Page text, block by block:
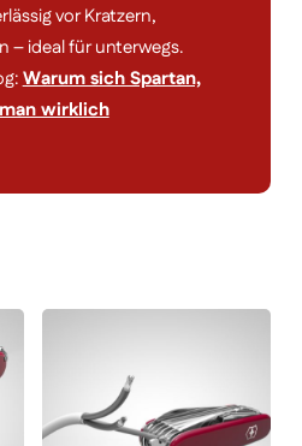
vor Kratzern,
– ideal für unterwegs.
Warum sich Spartan,
wirklich